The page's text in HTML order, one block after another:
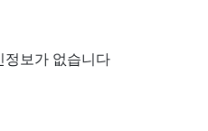
정보가 없습니다